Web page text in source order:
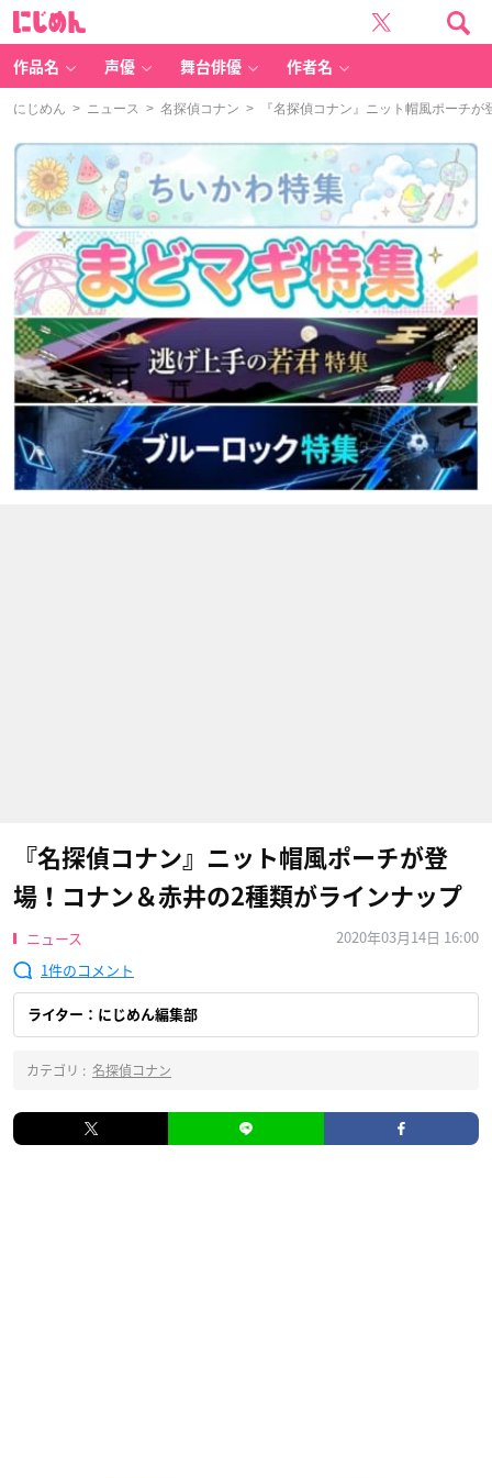
作品名 声優 舞台俳優 作者名
にじめん > ニュース > 名探偵コナン > 『名探偵コナン』ニット帽風ポーチが
『名探偵コナン』ニット帽風ポーチが登
場！コナン＆赤井の2種類がラインナップ
ニュース
2020年03月14日 16:00
1
ライター：にじめん編集部
カテゴリ : 名探偵コナン